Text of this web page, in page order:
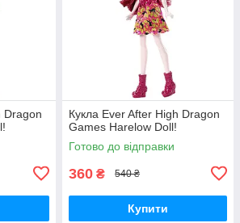
Dragon
Кукла Ever After High Dragon
Games Harelow Doll!
Готово до відправки
360 ₴ 540 ₴
Купити